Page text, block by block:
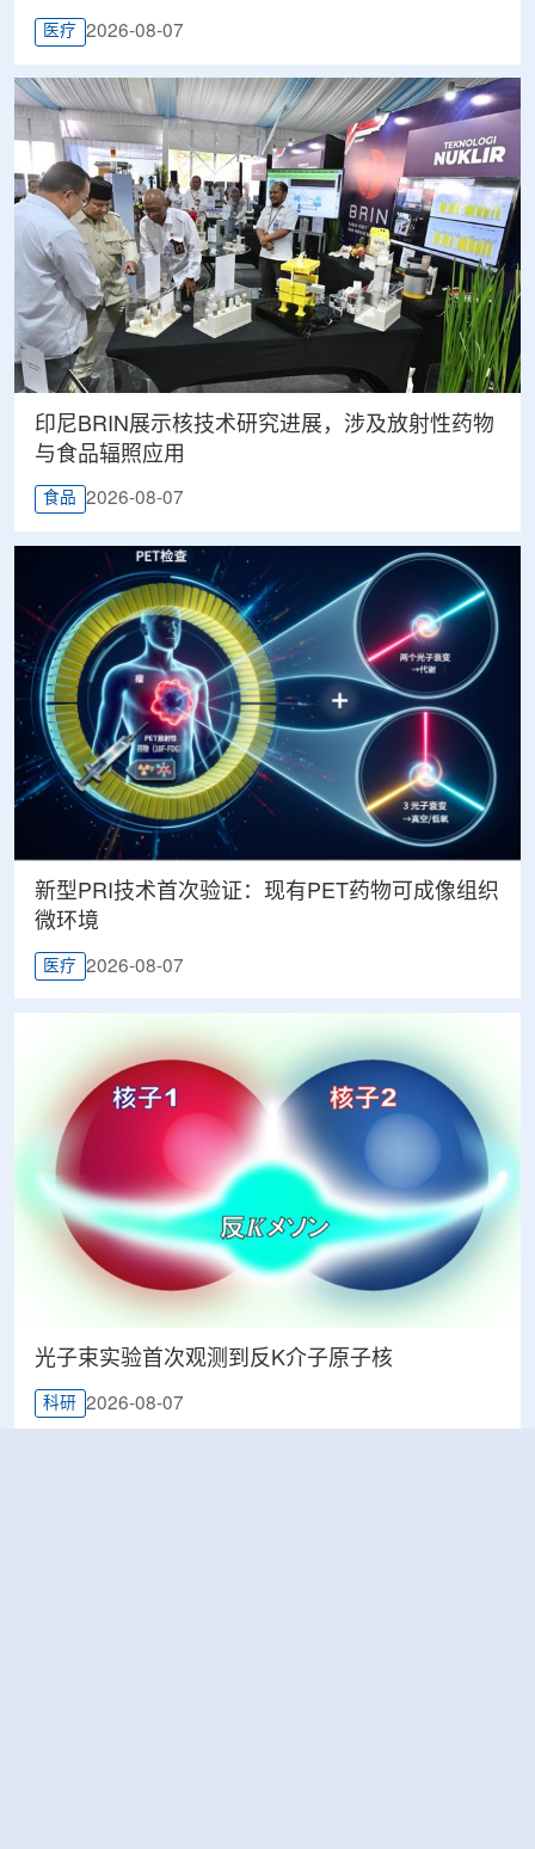
医疗 2026-08-07
印尼BRIN展示核技术研究进展，涉及放射性药物
与食品辐照应用
食品 2026-08-07
新型PRI技术首次验证：现有PET药物可成像组织
微环境
医疗 2026-08-07
光子束实验首次观测到反K介子原子核
科研 2026-08-07